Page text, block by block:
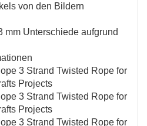
von den Bildern
mm Unterschiede aufgrund